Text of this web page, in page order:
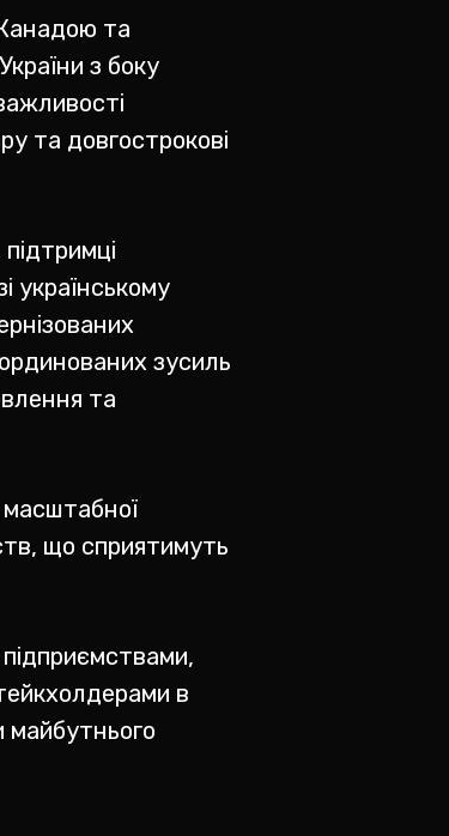
та
з боку
та довгострокові
українському
зусиль
та
масштабної
що сприятимуть
в
майбутнього